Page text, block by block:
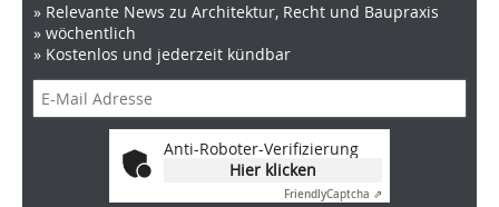
» Relevante News zu Architektur, Recht und Baupraxis
» wöchentlich
» Kostenlos und jederzeit kündbar
Anti-Roboter-Verifizierung
Hier klicken
FriendlyCaptcha ⇗